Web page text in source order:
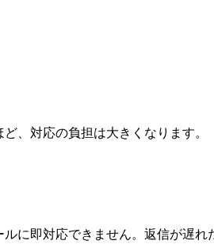
、対応の負担は大きくなります。
に即対応できません。返信が遅れ